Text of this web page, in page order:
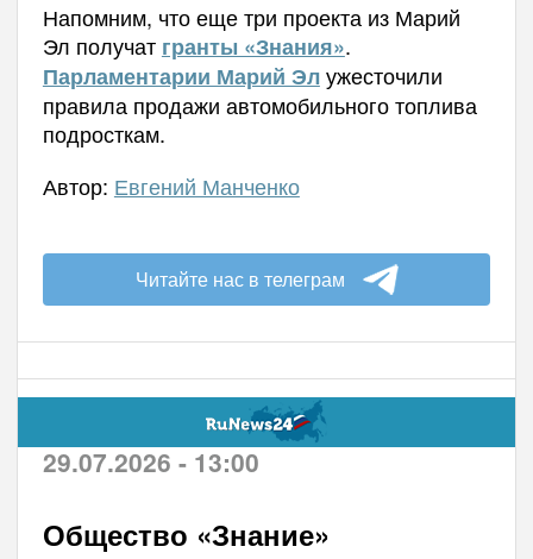
Напомним, что еще три проекта из Марий
Эл получат гранты «Знания».
Парламентарии Марий Элужесточили
правила продажи автомобильного топлива
подросткам.
Автор: Евгений Манченко
Читайте нас в телеграм
29.07.2026 - 13:00
Общество «Знание»